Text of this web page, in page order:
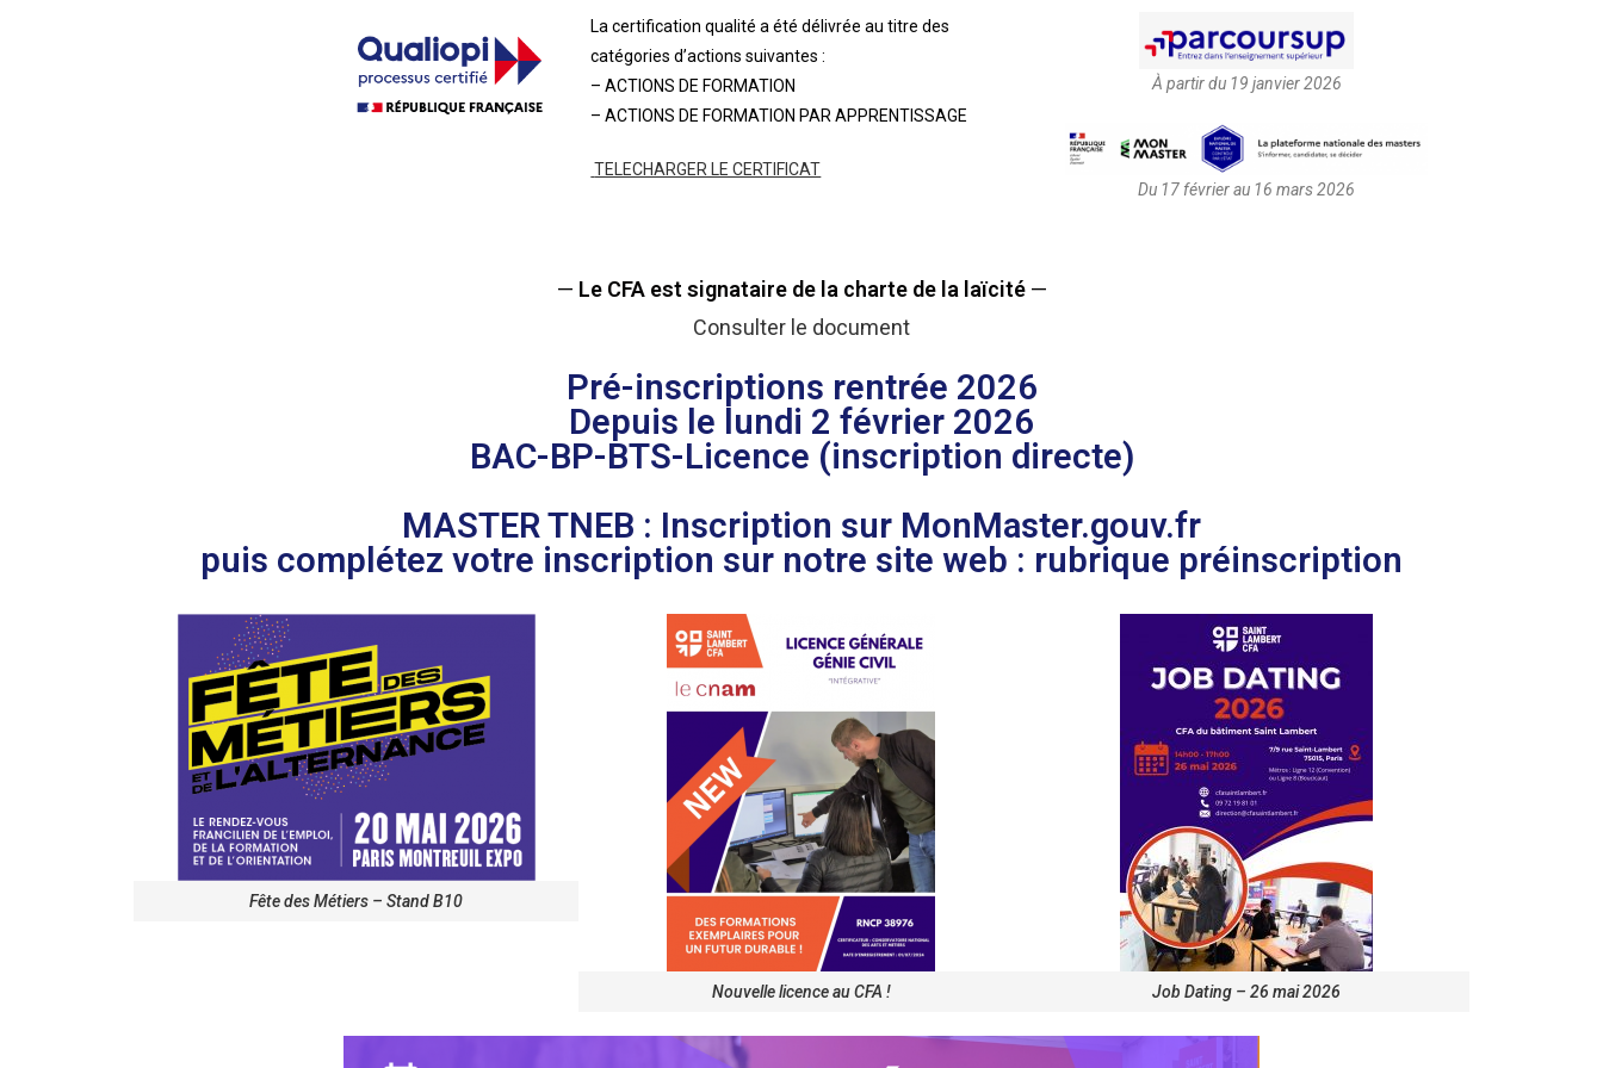
La certification qualité a été délivrée au titre des
catégoriesd’actions suivantes :
– ACTIONS DE FORMATION
– ACTIONS DE FORMATION PAR APPRENTISSAGE
TELECHARGER LE CERTIFICAT
À partir du 19 janvier 2026
Du 17 février au 16 mars 2026
— Le CFA est signataire de la charte de la laïcité —
Consulter le document
Pré-inscriptions rentrée 2026
Depuis le lundi 2 février 2026
BAC-BP-BTS-Licence (inscription directe)
MASTER TNEB : Inscription sur MonMaster.gouv.fr
puis complétez votre inscription sur notre site web : rubrique préinscription
Fête des Métiers – Stand B10
Nouvelle licence au CFA ! Job Dating – 26 mai 2026